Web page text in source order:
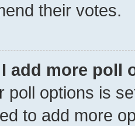
their votes.
I add more poll
poll options is
to add more